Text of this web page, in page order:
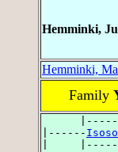
Hemminki,
Hemminki,
Family
|------
|